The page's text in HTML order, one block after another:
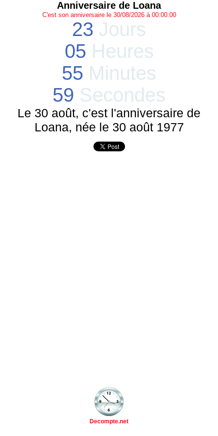
Anniversaire de Loana
C'est son anniversaire le 30/08/2026 à 00:00:00
23 Jours
05 Heures
55 Minutes
59 Secondes
Le 30 août, c'est l'anniversaire de
Loana, née le 30 août 1977
Decompte.net